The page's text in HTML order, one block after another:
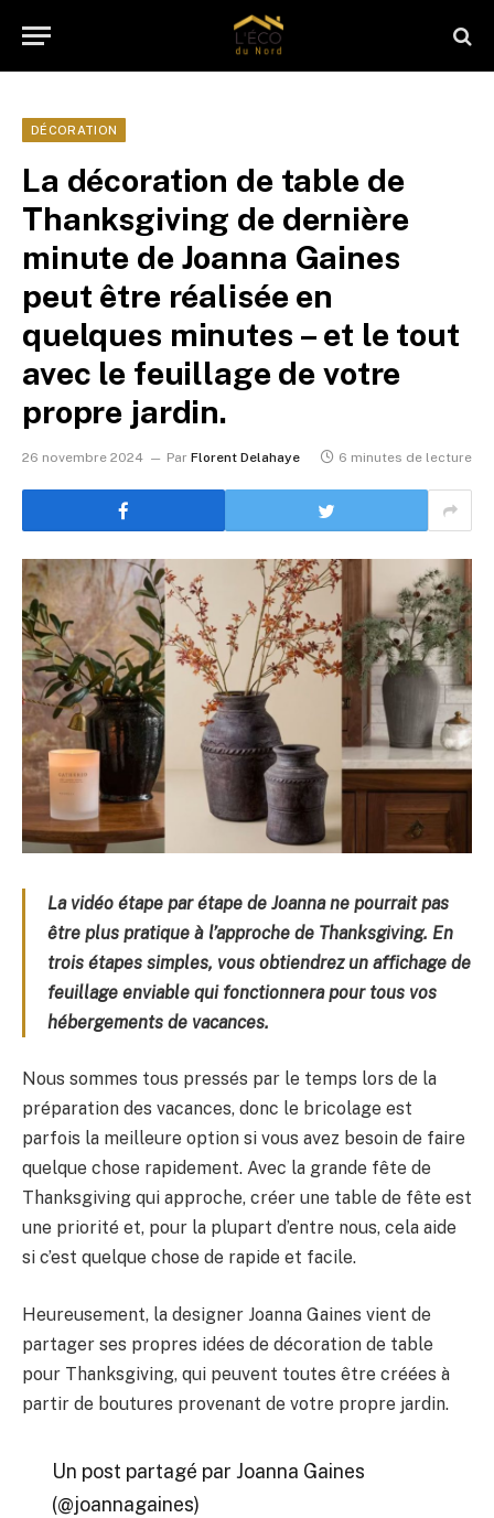
DÉCORATION
La décoration de table de
Thanksgiving de dernière
minute de Joanna Gaines
peut être réalisée en
quelques minutes – et le tout
avec le feuillage de votre
propre jardin.
26 novembre 2024 Par Florent Delahaye 6 minutes de lecture
La vidéo étape par étape de Joanna ne pourrait pas
être plus pratique à l’approche de Thanksgiving. En
trois étapes simples, vous obtiendrez un affichage de
feuillage enviable qui fonctionnera pour tous vos
hébergements de vacances.
Nous sommes tous pressés par le temps lors de la
préparation des vacances, donc le bricolage est
parfois la meilleure option si vous avez besoin de faire
quelque chose rapidement. Avec la grande fête de
Thanksgiving qui approche, créer une table de fête est
une priorité et, pour la plupart d’entre nous, cela aide
si c’est quelque chose de rapide et facile.
Heureusement, la designer Joanna Gaines vient de
partager ses propres idées de décoration de table
pour Thanksgiving, qui peuvent toutes être créées à
partir de boutures provenant de votre propre jardin.
Un post partagé par Joanna Gaines
(@joannagaines)